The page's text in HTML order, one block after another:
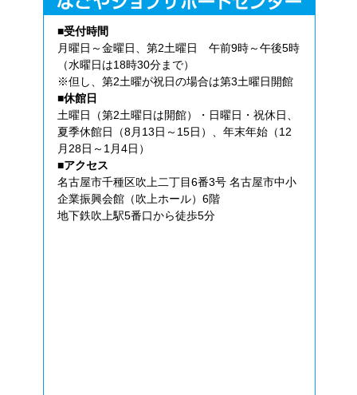
■受付時間
月曜日～金曜日、第2土曜日 午前9時～午後5時
（水曜日は18時30分まで）
※但し、第2土曜が祝日の場合は第3土曜日開館
■休館日
土曜日（第2土曜日は開館）・日曜日・祝休日、
夏季休館日（8月13日～15日）、年末年始（12
月28日～1月4日）
■アクセス
名古屋市千種区吹上二丁目6番3号 名古屋市中小
企業振興会館（吹上ホール）6階
地下鉄吹上駅5番口から徒歩5分